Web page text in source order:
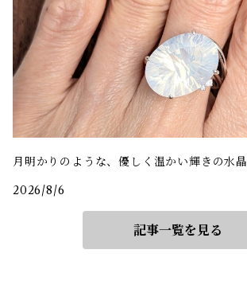
月明かりのような、優しく温かい輝きの水晶
2026/8/6
記事一覧を見る